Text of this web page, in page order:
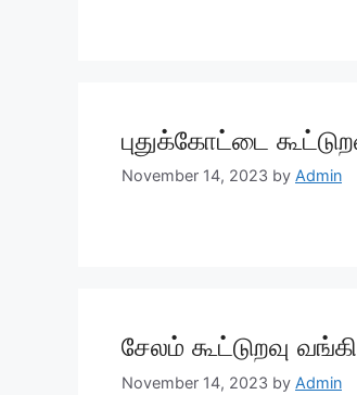
புதுக்கோட்டை
November 14, 2023 by Admin
சேலம் கூட்டுறவு
November 14, 2023 by Admin